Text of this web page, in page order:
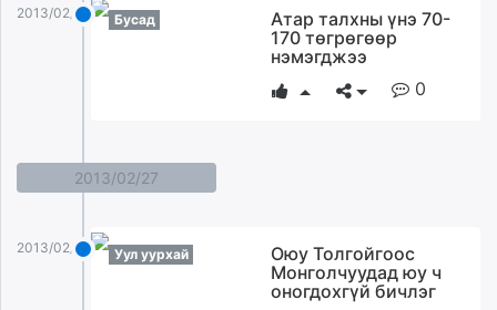
2013/02/28 Бусад
Атар талхны үнэ 70-
170 төгрөгөөр
нэмэгджээ
0
2013/02/27
2013/02/27 Уул уурхай
Оюу Толгойгоос
Монголчуудад юу ч
оногдохгүй бичлэг